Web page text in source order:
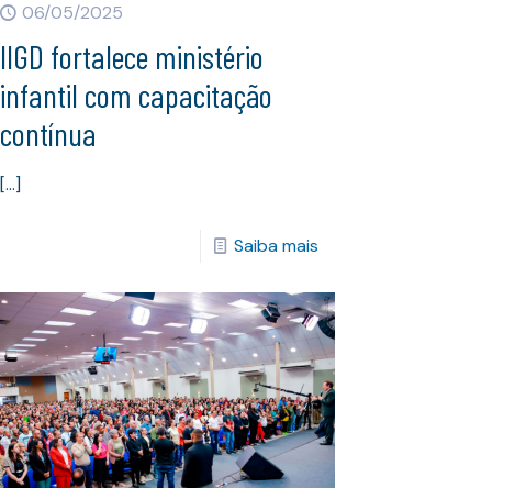
06/05/2025
IIGD fortalece ministério
infantil com capacitação
contínua
[…]
Saiba mais